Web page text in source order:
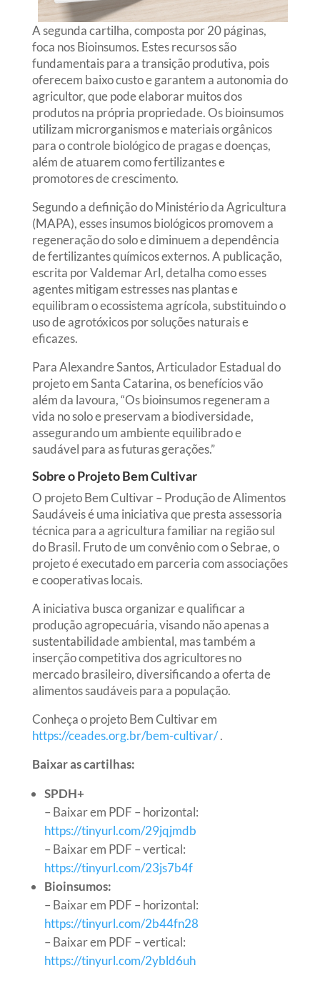
A segunda cartilha, composta por 20 páginas,
foca nos Bioinsumos. Estes recursos são
fundamentais para a transição produtiva, pois
oferecem baixo custo e garantem a autonomia do
agricultor, que pode elaborar muitos dos
produtos na própria propriedade. Os bioinsumos
utilizam microrganismos e materiais orgânicos
para o controle biológico de pragas e doenças,
além de atuarem como fertilizantes e
promotores de crescimento.
Segundo a definição do Ministério da Agricultura
(MAPA), esses insumos biológicos promovem a
regeneração do solo e diminuem a dependência
de fertilizantes químicos externos. A publicação,
escrita por Valdemar Arl, detalha como esses
agentes mitigam estresses nas plantas e
equilibram o ecossistema agrícola, substituindo o
uso de agrotóxicos por soluções naturais e
eficazes.
Para Alexandre Santos, Articulador Estadual do
projeto em Santa Catarina, os benefícios vão
além da lavoura, “Os bioinsumos regeneram a
vida no solo e preservam a biodiversidade,
assegurando um ambiente equilibrado e
saudável para as futuras gerações.”
Sobre o Projeto Bem Cultivar
O projeto Bem Cultivar – Produção de Alimentos
Saudáveis é uma iniciativa que presta assessoria
técnica para a agricultura familiar na região sul
do Brasil. Fruto de um convênio com o Sebrae, o
projeto é executado em parceria com associações
e cooperativas locais.
A iniciativa busca organizar e qualificar a
produção agropecuária, visando não apenas a
sustentabilidade ambiental, mas também a
inserção competitiva dos agricultores no
mercado brasileiro, diversificando a oferta de
alimentos saudáveis para a população.
Conheça o projeto Bem Cultivar em
https://ceades.org.br/bem-cultivar/.
Baixar as cartilhas:
SPDH+
– Baixar em PDF – horizontal:
https://tinyurl.com/29jqjmdb
– Baixar em PDF – vertical:
https://tinyurl.com/23js7b4f
Bioinsumos:
– Baixar em PDF – horizontal:
https://tinyurl.com/2b44fn28
– Baixar em PDF – vertical:
https://tinyurl.com/2ybld6uh